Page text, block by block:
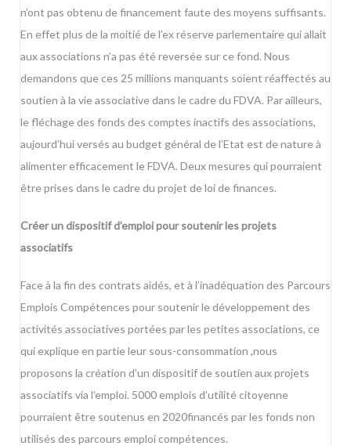
n’ont pas obtenu de financement faute des moyens suffisants.
En effet plus de la moitié de l’ex réserve parlementaire qui allait
aux associations n’a pas été reversée sur ce fond. Nous
demandons que ces 25 millions manquants soient réaffectés au
soutien à la vie associative dans le cadre du FDVA. Par ailleurs,
le fléchage des fonds des comptes inactifs des associations,
aujourd’hui versés au budget général de l’Etat est de nature à
alimenter efficacement le FDVA. Deux mesures qui pourraient
être prises dans le cadre du projet de loi de finances.
Créer un dispositif d’emploi pour soutenir les projets
associatifs
Face à la fin des contrats aidés, et à l’inadéquation des Parcours
Emplois Compétences pour soutenir le développement des
activités associatives portées par les petites associations, ce
qui explique en partie leur sous-consommation ,nous
proposons la création d’un dispositif de soutien aux projets
associatifs via l’emploi. 5000 emplois d’utilité citoyenne
pourraient être soutenus en 2020financés par les fonds non
utilisés des parcours emploi compétences.